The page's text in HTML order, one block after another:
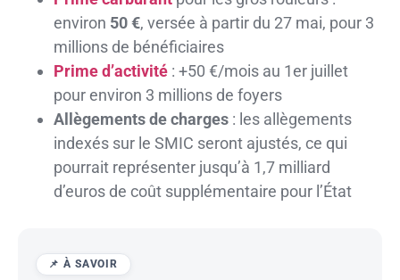
environ 50 €, versée à partir du 27 mai, pour 3
millions de bénéficiaires
Prime d’activité : +50 €/mois au 1er juillet
pour environ 3 millions de foyers
Allègements de charges : les allègements
indexés sur le SMIC seront ajustés, ce qui
pourrait représenter jusqu’à 1,7 milliard
d’euros de coût supplémentaire pour l’État